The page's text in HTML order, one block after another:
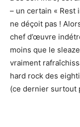
– un certain « Rest
ne déçoit pas !
chef d’œuvre
moins que le
vraiment
hard rock des
(ce dernier surtout